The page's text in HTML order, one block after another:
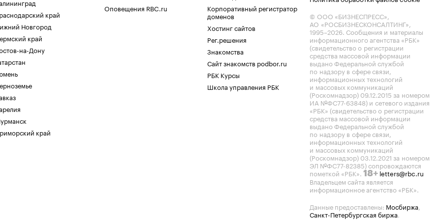
край
Новгород
край
на-Дону
край
Оповещения RBC.ru
Корпоративный регистратор
доменов
Хостинг сайтов
Рег.решения
Знакомства
Сайт знакомств podbor.ru
РБК Курсы
Школа управления РБК
© ООО «БИЗНЕСПРЕСС»,
АО «РОСБИЗНЕСКОНСАЛТИНГ»,
1995–2026. Сообщения и материалы
информационного агентства «РБК»
(свидетельство о регистрации
средства массовой информации
выдано Федеральной службой
по надзору в сфере связи,
информационных технологий
и массовых коммуникаций
(Роскомнадзор) 09.12.2015 за номером
ИА №ФС77-63848) и сетевого издания
«РБК» (свидетельство о регистрации
средства массовой информации
выдано Федеральной службой
по надзору в сфере связи,
информационных технологий
и массовых коммуникаций
(Роскомнадзор) 03.12.2021 за номером
ЭЛ №ФС77-82385) сопровождаются
пометкой «РБК». 18+ letters@rbc.ru
Владельцем сайта является
информационное агентство «РБК».
Данные предоставлены: Мосбиржа,
Санкт-Петербургская биржа.